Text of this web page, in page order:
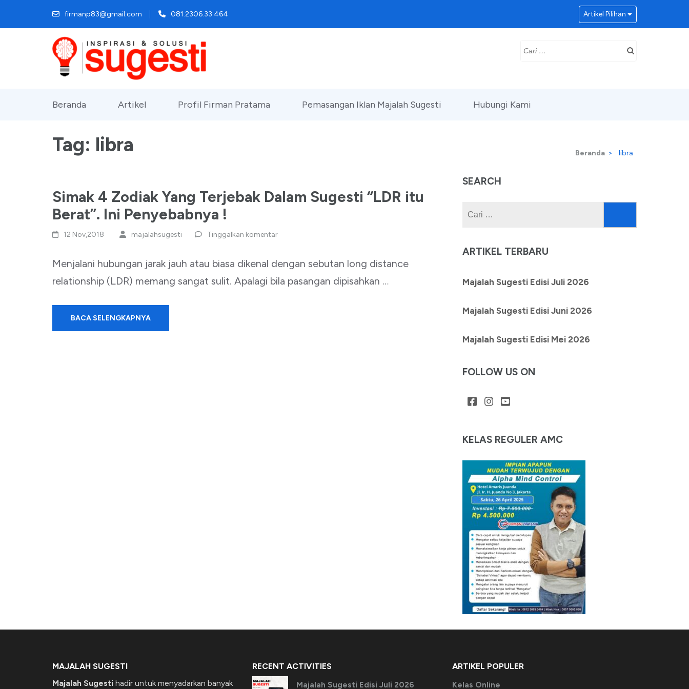
ke
firmanp83@gmail.com 081.2306.33.464 Artikel Pilihan
Cari
Beranda Artikel Profil Firman Pratama Pemasangan Iklan Majalah Sugesti Hubungi Kami
Tag: libra Beranda > libra
Simak 4 Zodiak Yang Terjebak Dalam Sugesti “LDR itu
Berat”. Ini Penyebabnya !
12 Nov,2018 majalahsugesti Tinggalkan komentar
Menjalani hubungan jarak jauh atau biasa dikenal dengan sebutan long distance
relationship (LDR) memang sangat sulit. Apalagi bila pasangan dipisahkan …
BACA SELENGKAPNYA
SEARCH
untuk:
ARTIKEL TERBARU
Majalah Sugesti Edisi Juli 2026
Majalah Sugesti Edisi Juni 2026
Majalah Sugesti Edisi Mei 2026
FOLLOW US ON
KELAS REGULER AMC
MAJALAH SUGESTI
Majalah Sugesti hadir untuk menyadarkan banyak
RECENT ACTIVITIES
Majalah Sugesti Edisi Juli 2026
ARTIKEL POPULER
Kelas Online